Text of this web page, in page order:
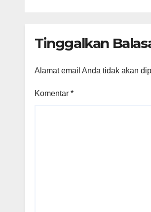
Tinggalkan
Alamat email Anda tidak akan
Komentar *